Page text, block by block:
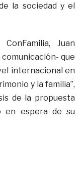
la sociedad y el
Juan
comunicación- que
internacional en
y la familia”,
de la propuesta
en espera de su